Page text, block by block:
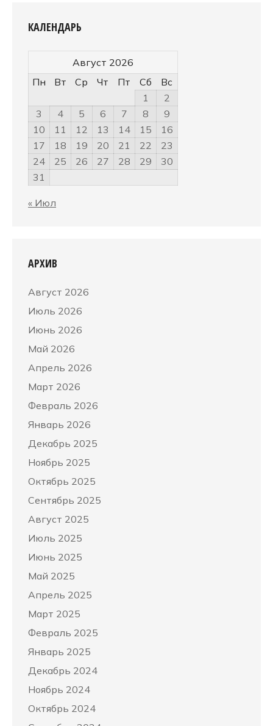
КАЛЕНДАРЬ
Август 2026
Пн
Вт Ср Чт Пт Сб
Вс
1
2
3
4 5 6 7 8
9
10
11 12 13 14 15
16
17
18 19 20 21 22
23
24
25 26 27 28 29
30
31
« Июл
АРХИВ
Август 2026
Июль 2026
Июнь 2026
Май 2026
Апрель 2026
Март 2026
Февраль 2026
Январь 2026
Декабрь 2025
Ноябрь 2025
Октябрь 2025
Сентябрь 2025
Август 2025
Июль 2025
Июнь 2025
Май 2025
Апрель 2025
Март 2025
Февраль 2025
Январь 2025
Декабрь 2024
Ноябрь 2024
Октябрь 2024